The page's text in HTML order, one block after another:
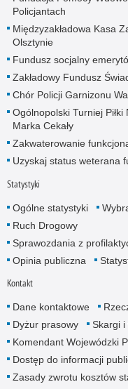
Policjantach
Międzyzakładowa Kasa
Olsztynie
Fundusz socjalny
Zakładowy Fundusz
Chór Policji Garnizonu
Ogólnopolski Turniej
Marka Cekały
Zakwaterowanie
Uzyskaj status weterana
Statystyki
Ogólne statystyki
Ruch Drogowy
Sprawozdania z
Opinia publiczna
Kontakt
Dane kontaktowe
Dyżur prasowy
Skargi i
Komendant Wojewódzki
Dostęp do informacji
Zasady zwrotu kosztów